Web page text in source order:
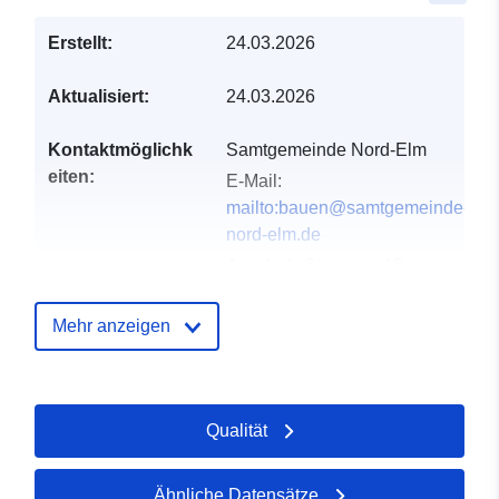
Erstellt: 24.03.2026
Aktualisiert: 24.03.2026
Kontaktmöglichk
eiten:
Samtgemeinde Nord-Elm
E-Mail:
mailto:bauen@samtgemeinde-
nord-elm.de
nord-elm.de/
Verzeichnis der
Zu data.europa.eu hinzugefügt:
11 April 2026
Mehr anzeigen
Qualität